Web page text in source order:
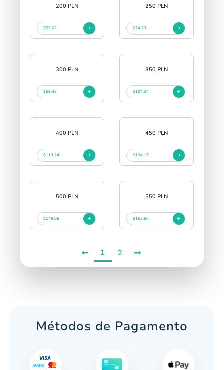
200 PLN
$59.62
250 PLN
$74.53
300 PLN
$89.43
350 PLN
$104.34
400 PLN
$119.24
450 PLN
$134.15
500 PLN
$149.05
550 PLN
$163.96
1 2
Métodos de Pagamento